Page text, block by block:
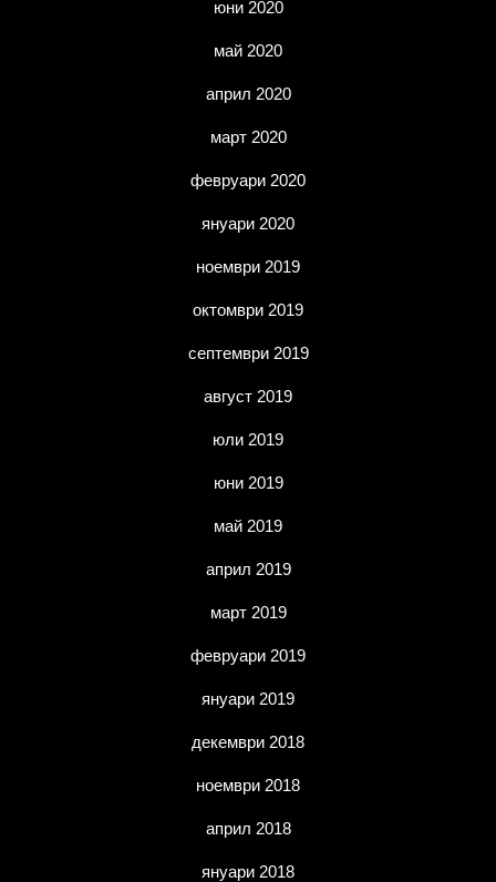
юни 2020
май 2020
април 2020
март 2020
февруари 2020
януари 2020
ноември 2019
октомври 2019
септември 2019
август 2019
юли 2019
юни 2019
май 2019
април 2019
март 2019
февруари 2019
януари 2019
декември 2018
ноември 2018
април 2018
януари 2018